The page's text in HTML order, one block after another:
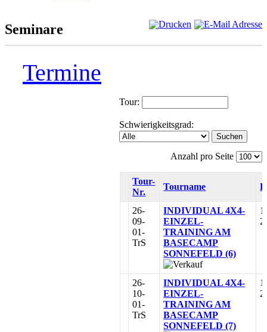
Seminare
Termine
Tour:
Schwierigkeitsgrad:
Suchen
Anzahl pro Seite
Tour-
Nr.
Tourname
26-
09-
01-
TrS
INDIVIDUAL 4X4-
EINZEL-
TRAINING AM
BASECAMP
SONNEFELD (6)
26-
10-
01-
TrS
INDIVIDUAL 4X4-
EINZEL-
TRAINING AM
BASECAMP
SONNEFELD (7)